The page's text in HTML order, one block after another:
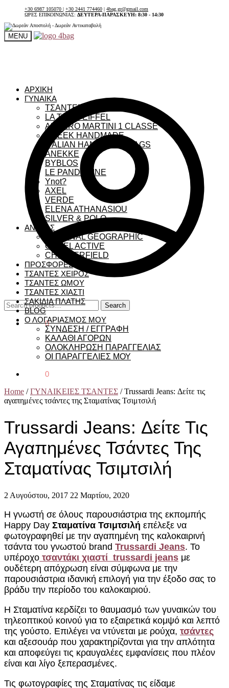
+30 6987 105070 | +30 2441 774460 | 4bag.gr@gmail.com
ΩΡΕΣ ΕΠΙΚΟΙΝΩΝΙΑΣ: ΔΕΥΤΕΡΑ-ΠΑΡΑΣΚΕΥΗ: 8:30 - 14:30
MENU
Search
for:
Search
€0,00 0
ΑΡΧΙΚΗ
ΓΥΝΑΙΚΑ
ΤΣΑΝΤΕΣ ΓΥΝΑΙΚΕΙΕΣ
LA TOUR EIFFEL
ALVIERO MARTINI 1 CLASSE
GREEK HANDMADE
ITALIAN HANDMADE BAGS
ANEKKE
BYBLOS
LE PANDORINE
Ynot?
AXEL
VERDE
ELENA ATHANASIOU
SILVER & POLO
ΑΝΔΡΑΣ
NATIONAL GEOGRAPHIC
CAMEL ACTIVE
CHESTERFIELD
ΠΡΟΣΦΟΡΕΣ
ΤΣΑΝΤΕΣ ΧΕΙΡΟΣ
ΤΣΑΝΤΕΣ ΩΜΟΥ
ΤΣΑΝΤΕΣ ΧΙΑΣΤΙ
ΣΑΚΙΔΙΑ ΠΛΑΤΗΣ
BLOG
Ο ΛΟΓΑΡΙΑΣΜΟΣ ΜΟΥ
ΣΥΝΔΕΣΗ / ΕΓΓΡΑΦΗ
ΚΑΛΑΘΙ ΑΓΟΡΩΝ
ΟΛΟΚΛΗΡΩΣΗ ΠΑΡΑΓΓΕΛΙΑΣ
ΟΙ ΠΑΡΑΓΓΕΛΙΕΣ ΜΟΥ
0
Home /ΓΥΝΑΙΚΕΙΕΣ ΤΣΑΝΤΕΣ /Trussardi Jeans: Δείτε τις
αγαπημένες τσάντες της Σταματίνας Τσιμτσιλή
Trussardi Jeans: Δείτε Τις
Αγαπημένες Τσάντες Της
Σταματίνας Τσιμτσιλή
2 Αυγούστου, 2017 22 Μαρτίου, 2020
Η γνωστή σε όλους παρουσιάστρια της εκπομπής
Happy Day Σταματίνα Τσιμτσιλή επέλεξε να
φωτογραφηθεί με την αγαπημένη της καλοκαιρινή
τσάντα του γνωστού brand Trussardi Jeans. Το
υπέροχο τσαντάκι χιαστί trussardi jeans με
ουδέτερη απόχρωση είναι σύμφωνα με την
παρουσιάστρια ιδανική επιλογή για την έξοδο σας το
βράδυ την περίοδο του καλοκαιριού.
Η Σταματίνα κερδίζει το θαυμασμό των γυναικών του
τηλεοπτικού κοινού για το εξαιρετικά κομψό και λεπτό
της γούστο. Επιλέγει να ντύνεται με ρούχα, τσάντες
και αξεσουάρ που χαρακτηρίζονται για την απλότητα
και αποφεύγει τις κραυγαλέες εμφανίσεις που πλέον
είναι και λίγο ξεπερασμένες.
Τις φωτογραφίες της Σταματίνας τις είδαμε